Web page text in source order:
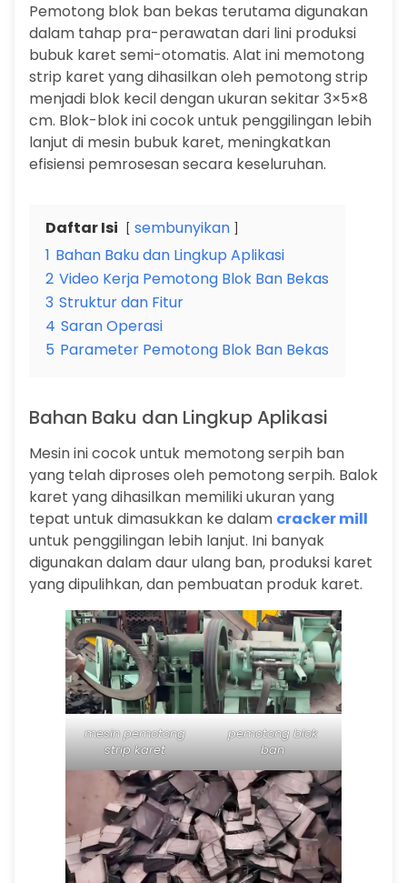
Pemotong blok ban bekas terutama digunakan
dalam tahap pra-perawatan dari lini produksi
bubuk karet semi-otomatis. Alat ini memotong
strip karet yang dihasilkan oleh pemotong strip
menjadi blok kecil dengan ukuran sekitar 3×5×8
cm. Blok-blok ini cocok untuk penggilingan lebih
lanjut di mesin bubuk karet, meningkatkan
efisiensi pemrosesan secara keseluruhan.
Daftar Isi
sembunyikan
1 Bahan Baku dan Lingkup Aplikasi
2 Video Kerja Pemotong Blok Ban Bekas
3 Struktur dan Fitur
4 Saran Operasi
5 Parameter Pemotong Blok Ban Bekas
Bahan Baku dan Lingkup Aplikasi
Mesin ini cocok untuk memotong serpih ban
yang telah diproses oleh pemotong serpih. Balok
karet yang dihasilkan memiliki ukuran yang
tepat untuk dimasukkan ke dalam cracker mill
untuk penggilingan lebih lanjut. Ini banyak
digunakan dalam daur ulang ban, produksi karet
yang dipulihkan, dan pembuatan produk karet.
mesin pemotong
strip karet
pemotong blok
ban